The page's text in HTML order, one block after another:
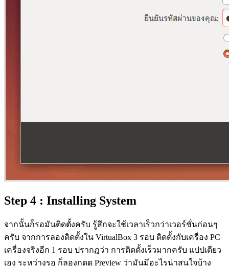
Step 4 : Installing System
จากนั้นก็รอมันติดตั้งครับ รู้สึกจะใช้เวลาเร็วกว่าเวอร์ชั่นก่อนๆ
ครับ จากการลองติดตั้งใน VirtualBox 3 รอบ ติดตั้งกับเครื่อง PC
เครื่องจริงอีก 1 รอบ ปรากฎว่า การติดตั้งเร็วมากครับ แปปเดียว
เอง ระหว่างรอ ก็ลองกดดู Preview ว่ามันมีอะไรน่าสนใจบ้าง